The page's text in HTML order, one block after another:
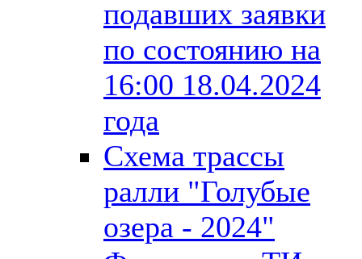
подавших заявки
по состоянию на
16:00 18.04.2024
года
Схема трассы
ралли "Голубые
озера - 2024"